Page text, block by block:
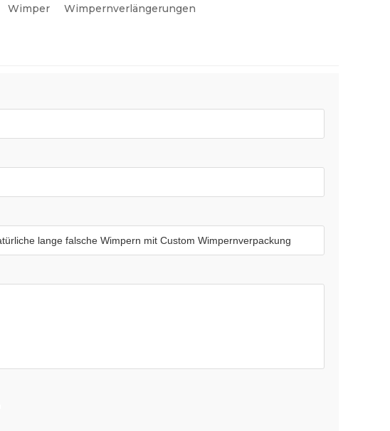
Wimper Wimpernverlängerungen